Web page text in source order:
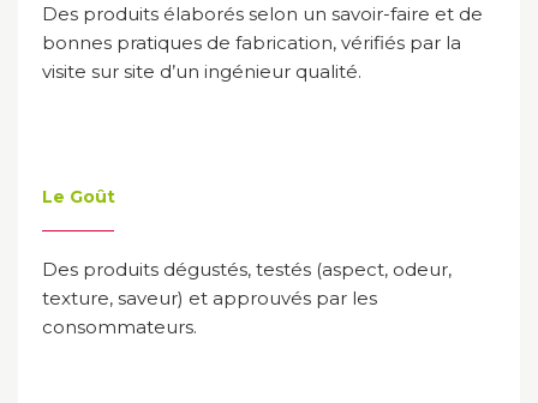
Des produits élaborés selon un savoir-faire et de
bonnes pratiques de fabrication, vérifiés par la
visite sur site d’un ingénieur qualité.
Le Goût
Des produits dégustés, testés (aspect, odeur,
texture, saveur) et approuvés par les
consommateurs.